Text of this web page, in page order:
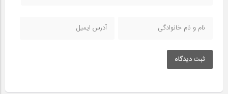
ثبت دیدگاه